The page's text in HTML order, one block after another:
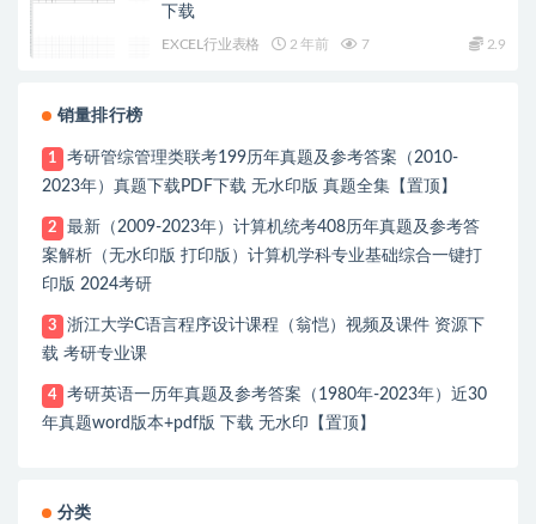
下载
EXCEL行业表格 2 年前 7 2.9
销量排行榜
1
考研管综管理类联考199历年真题及参考答案（2010-
2023年）真题下载PDF下载 无水印版 真题全集【置顶】
2
最新（2009-2023年）计算机统考408历年真题及参考答
案解析（无水印版 打印版）计算机学科专业基础综合一键打
印版 2024考研
3
浙江大学C语言程序设计课程（翁恺）视频及课件 资源下
载 考研专业课
4
考研英语一历年真题及参考答案（1980年-2023年）近30
年真题word版本+pdf版 下载 无水印【置顶】
分类